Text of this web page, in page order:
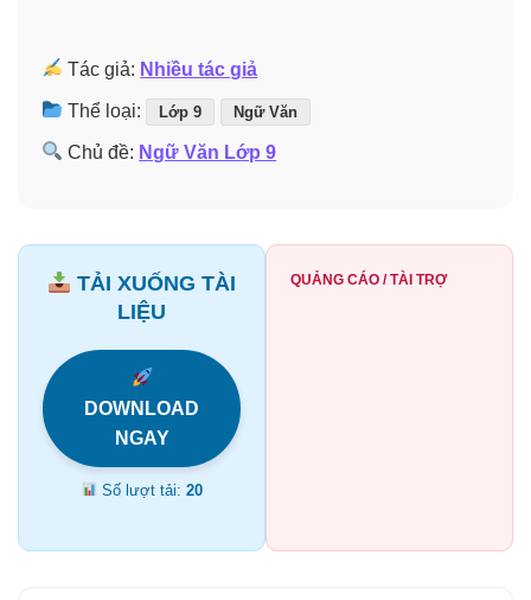
Tác giả: Nhiều tác giả
Thể loại: Lớp 9 Ngữ Văn
Chủ đề: Ngữ Văn Lớp 9
TẢI XUỐNG TÀI
LIỆU
DOWNLOAD
NGAY
Số lượt tải:20
QUẢNG CÁO / TÀI TRỢ